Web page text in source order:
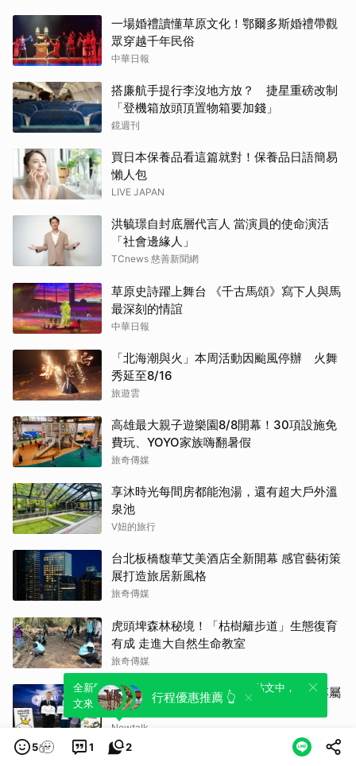
一場婚禮讀懂草原文化！鄂爾多斯婚禮帶觀
眾穿越千年民俗
中華日報
搭廉航手提行李沒地方放？ 捷星重磅改制
「登機箱放頭頂置物箱要加錢」
鏡週刊
買日本保養品看這篇就對！保養品日語簡易
懶人包
LIVE JAPAN
洪毓璟自封底層代言人 當演員的使命演活
「社會邊緣人」
TCnews 慈善新聞網
草原史詩躍上舞台 《千古馬頌》寫下人與馬
最深刻的情誼
中華日報
「北海潮與火」本周活動因颱風停辦 火舞
秀延至8/16
旅遊雲
高雄最大親子遊樂園8/8開幕！30項設施免
費玩、YOYO家族嗨翻暑假
旅奇傳媒
享沐時光每間房都能泡湯，還有超大戶外溫
泉池
V妞的旅行
台北板橋馥華艾美酒店全新開幕 感官藝術策
展打造旅居新風格
旅奇傳媒
虎頭埤森林秘境！「枯樹籬步道」生態復育
有成 走進大自然生命教室
旅奇傳媒
與陸奧市啟動景點互惠 高雄市民赴日享專屬
小禮與旅遊優惠
Newtalk
一趟旅程、雙重享受！9月住宿合歡山 順遊
行程優惠推薦 👆
5 1
全新體驗！一鍵引用此內容，透過發布貼
文來輕鬆表達個人立場。
2
可以轉發或引用此內容至自己的貼文中，
來發表您的評論或觀點。